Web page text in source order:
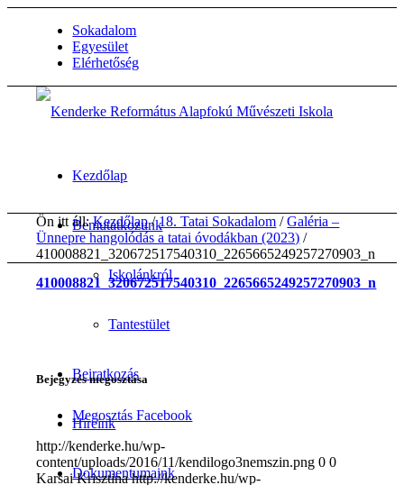
Sokadalom
Egyesület
Elérhetőség
Kezdőlap
Bemutatkozunk
Iskolánkról
Tantestület
Beiratkozás
Híreink
Dokumentumaink
Ön itt áll: Kezdőlap / 18. Tatai Sokadalom / Galéria –
Ünnepre hangolódás a tatai óvodákban (2023) /
410008821_320672517540310_2265665249257270903_n
410008821_320672517540310_2265665249257270903_n
Bejegyzés megosztása
Megosztás Facebook
http://kenderke.hu/wp-
content/uploads/2016/11/kendilogo3nemszin.png 0 0
Karsai Krisztina http://kenderke.hu/wp-